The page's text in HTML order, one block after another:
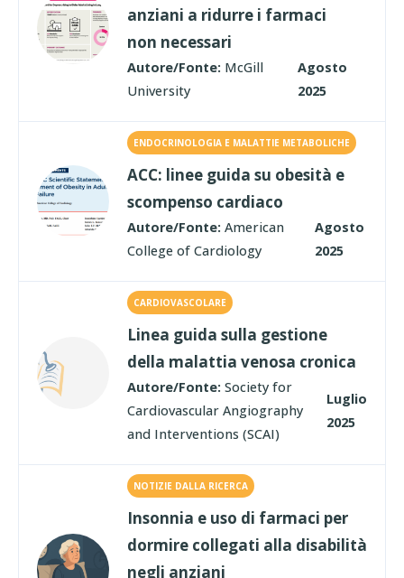
anziani a ridurre i farmaci
non necessari
Autore/Fonte: McGill
University
Agosto
2025
ENDOCRINOLOGIA E MALATTIE METABOLICHE
ACC: linee guida su obesità e
scompenso cardiaco
Autore/Fonte: American
College of Cardiology
Agosto
2025
CARDIOVASCOLARE
Linea guida sulla gestione
della malattia venosa cronica
Autore/Fonte: Society for
Cardiovascular Angiography
and Interventions (SCAI)
Luglio
2025
NOTIZIE DALLA RICERCA
Insonnia e uso di farmaci per
dormire collegati alla disabilità
negli anziani